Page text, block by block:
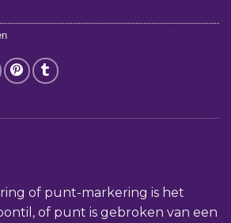
of punt-markering is het
of punt is gebroken van een